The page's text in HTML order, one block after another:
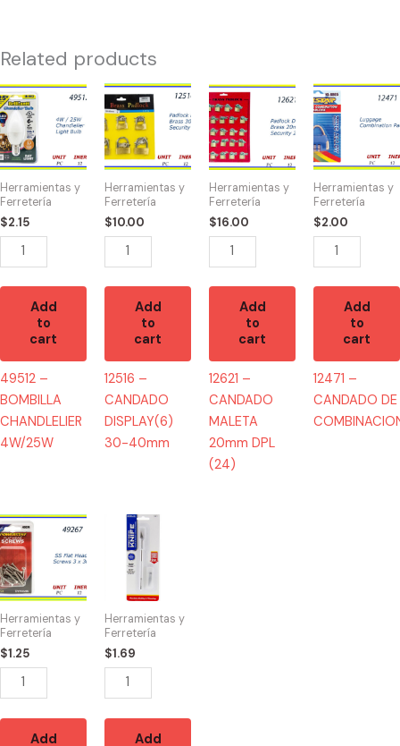
Related products
Herramientas y
Ferretería
$2.15
49512
-
BOMBILLA
CHANDLELIER
4W/25W
quantity
Add
to
cart
49512 –
BOMBILLA
CHANDLELIER
4W/25W
Herramientas y
Ferretería
$10.00
12516
-
CANDADO
DISPLAY(6)
30-
40mm
quantity
Add
to
cart
12516 –
CANDADO
DISPLAY(6)
30-40mm
Herramientas y
Ferretería
$16.00
12621
-
CANDADO
MALETA
20mm
DPL
(24)
quantity
Add
to
cart
12621 –
CANDADO
MALETA
20mm DPL
(24)
Herramientas y
Ferretería
$2.00
12471
-
CANDADO
DE
quantity
Add
to
cart
12471 –
CANDADO DE
Herramientas y
Ferretería
$1.25
49267
-
HW-
40074
SS
Flat
Head
Screws
3
x
30mmAdd
Herramientas y
Ferretería
$1.69
22846
PRECISION
quantity
Add